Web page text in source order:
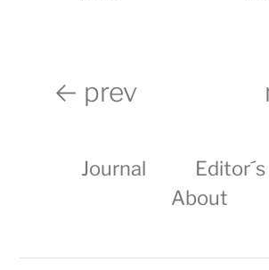
← prev
Journal
About